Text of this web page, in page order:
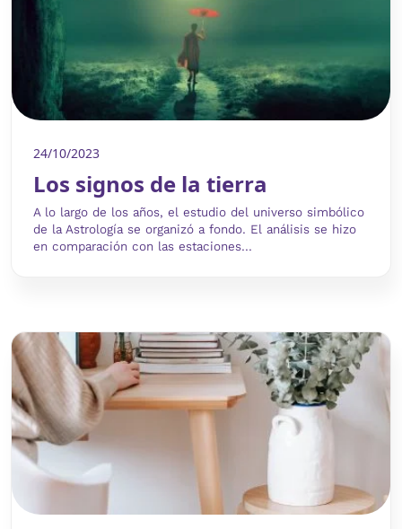
24/10/2023
Los signos de la tierra
A lo largo de los años, el estudio del universo simbólico
de la Astrología se organizó a fondo. El análisis se hizo
en comparación con las estaciones...